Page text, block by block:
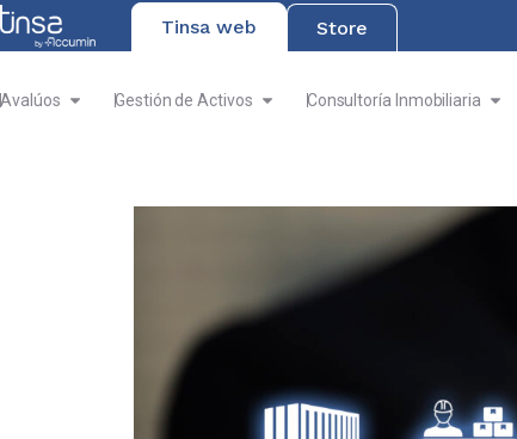
Tinsa web Store
Avalúos Gestión de Activos Consultoría Inmobiliaria